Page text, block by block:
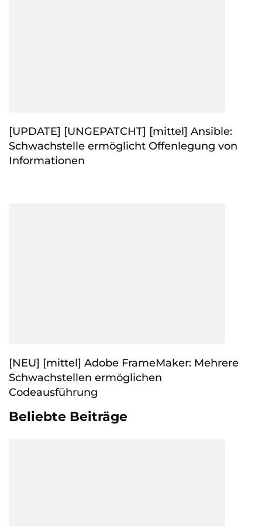
[UPDATE] [UNGEPATCHT] [mittel] Ansible:
Schwachstelle ermöglicht Offenlegung von
Informationen
[NEU] [mittel] Adobe FrameMaker: Mehrere
Schwachstellen ermöglichen
Codeausführung
Beliebte Beiträge